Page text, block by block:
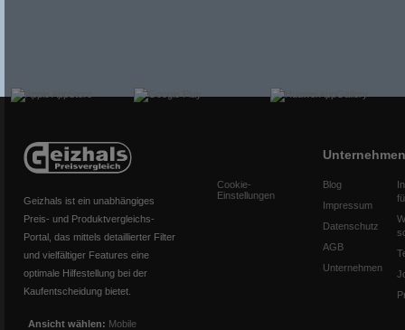
Geizhals ist ein unabhängiges
Preis- und Produktvergleichs-
Portal, das mittels detaillierter Filter
und vielfältiger Features eine
optimale Hilfestellung bei der
Kaufentscheidung bietet.
Ansicht wählen: Mobile
Cookie-
Einstellungen
Unternehmen
Blog
Impressum
Datenschutz
AGB
Unternehmen